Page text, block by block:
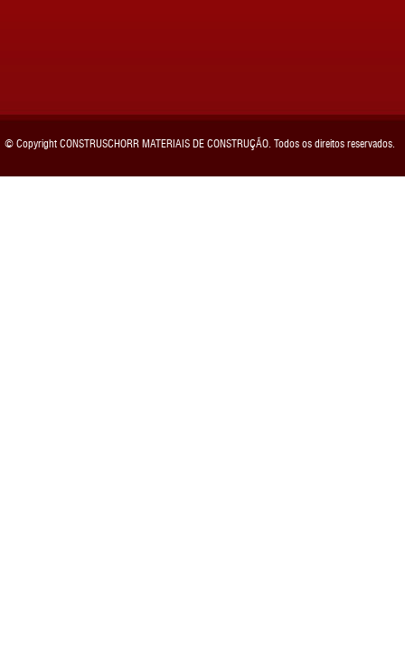
© Copyright CONSTRUSCHORR MATERIAIS DE CONSTRUÇÃO. Todos os direitos reservados.